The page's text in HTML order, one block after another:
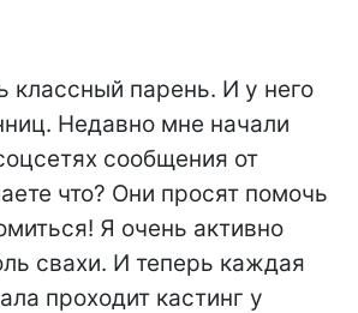
парень. И у него
Недавно мне начали
сообщения от
что? Они просят помочь
Я очень активно
свахи. И теперь каждая
проходит кастинг у